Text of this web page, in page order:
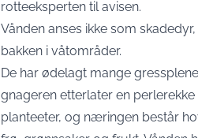
rotteeksperten til avisen.
Vånden anses ikke som
bakken i våtområder.
De har ødelagt mange
gnageren etterlater en
planteeter, og næringen består